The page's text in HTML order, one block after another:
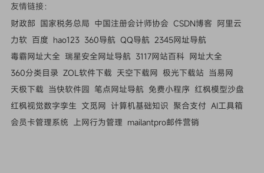
友情链接：
财政部 国家税务总局 中国注册会计师协会 CSDN博客 阿里云
力软 百度 hao123 360导航 QQ导航 2345网址导航
毒霸网址大全 瑞星安全网址导航 3117网站百科 网址大全
360分类目录 ZOL软件下载 天空下载网 极光下载站 当易网
天极下载 当快软件园 笔点网址导航 免费小程序 红枫模型沙盘
红枫视觉数字孪生 文觅网 计算机基础知识 聚合支付 AI工具箱
会员卡管理系统 上网行为管理 mailantpro邮件营销